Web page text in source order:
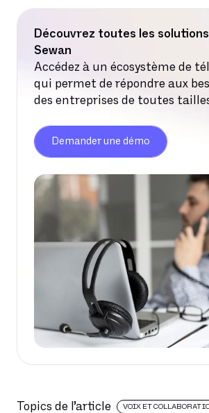
Découvrez toutes les solutions
Sewan
Accédez à un écosystème de
qui permet de répondre aux
des entreprises de toutes
Demander une démo
Topics de l’article VOIX ET